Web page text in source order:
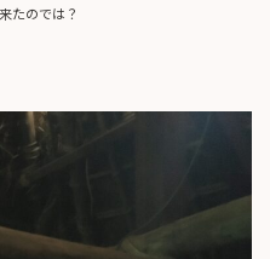
たのでは？